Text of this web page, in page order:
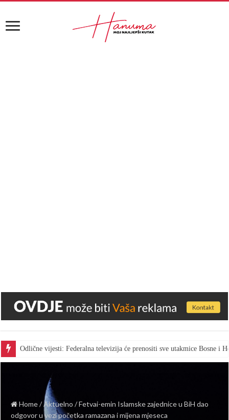
Odlične vijesti: Federalna televizija će prenositi sve utakmice Bosne i
Home/Aktuelno /Fetvai-emin Islamske zajednice u BiH dao
odgovor u vezi početka ramazana i mijena mjeseca